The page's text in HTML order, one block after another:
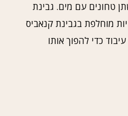
טחונים עם מים. גבינת
מוחלפת בגבינת קנאביס
כדי להפוך אותו